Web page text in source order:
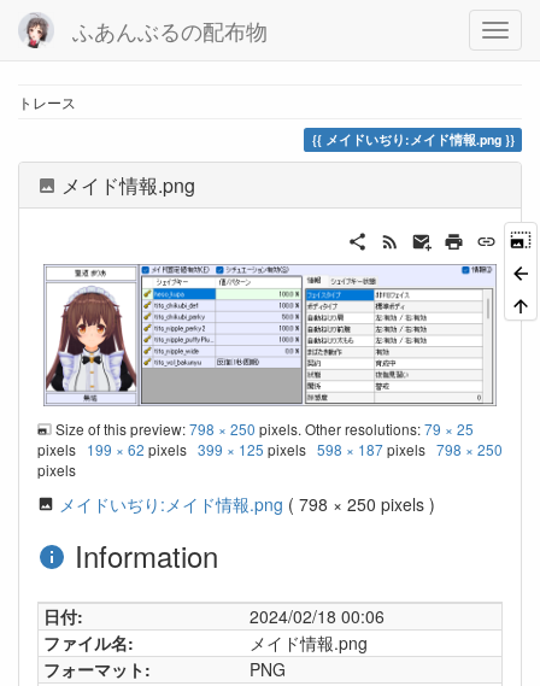
ふあんぶるの配布物
トレース
メイドいぢり:メイド情報.png
メイド情報.png
Size of this preview:798 × 250 pixels. Other resolutions:79 × 25
pixels 199 × 62 pixels 399 × 125 pixels 598 × 187pixels 798 × 250
pixels
メイドいぢり:メイド情報.png ( 798 × 250 pixels )
Information
日付:
2024/02/18 00:06
ファイル名:
メイド情報.png
フォーマット:
PNG